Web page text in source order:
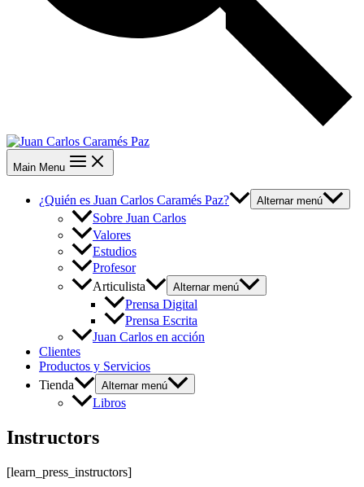
Main Menu
¿Quién es Juan Carlos Caramés Paz? Alternar menú
Sobre Juan Carlos
Valores
Estudios
Profesor
Articulista
Alternar menú
Prensa Digital
Prensa Escrita
Juan Carlos en acción
Clientes
Productos y Servicios
Tienda
Alternar menú
Libros
Instructors
[learn_press_instructors]